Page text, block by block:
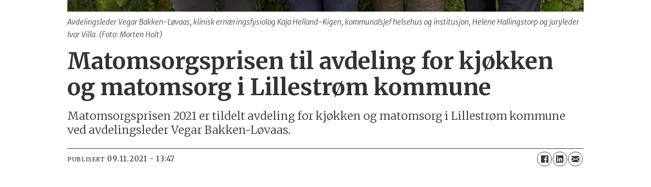
Avdelingsleder Vegar Bakken-Løvaas, klinisk ernæringsfysiolog Kaja Helland-Kigen, kommunalsjef helsehus og institusjon, Helene Hallingstorp og juryleder
Ivar Villa. (Foto: Morten Holt)
Matomsorgsprisen til avdeling for kjøkken
og matomsorg i Lillestrøm kommune
Matomsorgsprisen 2021 er tildelt avdeling for kjøkken og matomsorg i Lillestrøm kommune
ved avdelingsleder Vegar Bakken-Løvaas.
PUBLISERT 09.11.2021 - 13:47